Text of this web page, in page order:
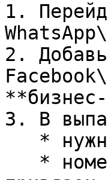
1.
2.
3. В